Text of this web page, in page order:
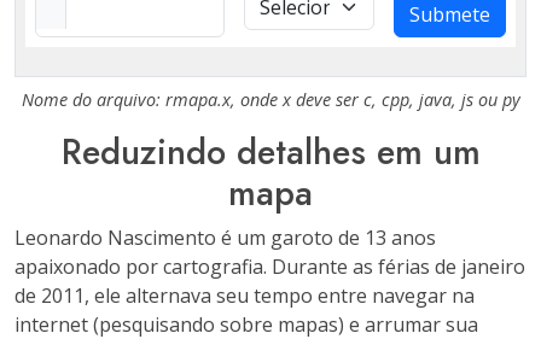
Submete
Nome do arquivo: rmapa.x, ondexdeve ser c, cpp, java, jsou py
Reduzindo detalhes em um
mapa
Leonardo Nascimento é um garoto de 13 anos
apaixonado por cartografia. Durante as férias de janeiro
de 2011, ele alternava seu tempo entre navegar na
internet (pesquisando sobre mapas) e arrumar sua